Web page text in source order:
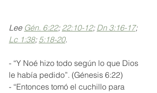
Lee Gén. 6:22; 22:10-12; Dn 3:16-17;
Lc 1:38; 5:18-20.
- “Y Noé hizo todo según lo que Dios
le había pedido”. (Génesis 6:22)
- “Entonces tomó el cuchillo para